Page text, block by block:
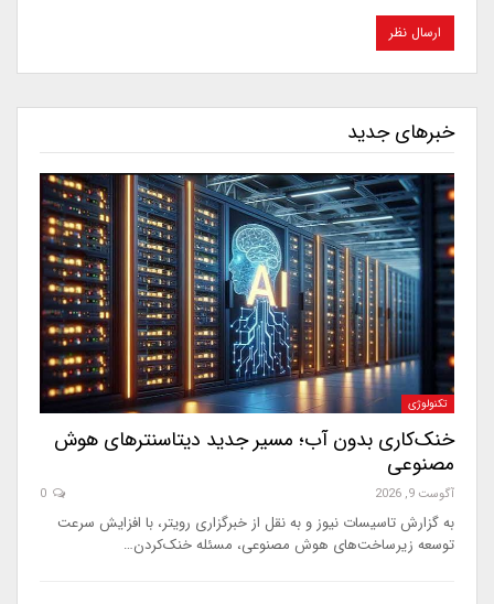
خبرهای جدید
تکنولوژی
خنک‌کاری بدون آب؛ مسیر جدید دیتاسنترهای هوش
مصنوعی
آگوست 9, 2026
به گزارش تاسیسات نیوز و به نقل از خبرگزاری رویتر، با افزایش سرعت
توسعه زیرساخت‌های هوش مصنوعی، مسئله خنک‌کردن…